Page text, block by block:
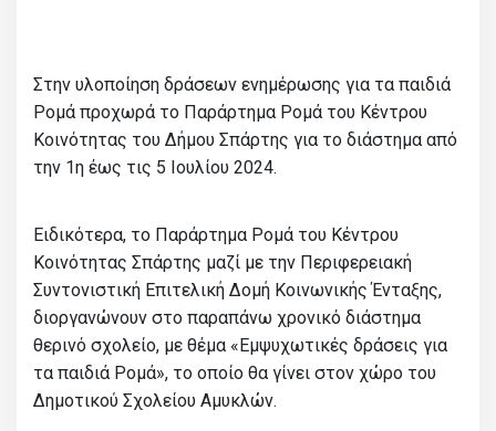
Στην υλοποίηση δράσεων ενημέρωσης για τα παιδιά
Ρομά προχωρά το Παράρτημα Ρομά του Κέντρου
Κοινότητας του Δήμου Σπάρτης για το διάστημα από
την 1η έως τις 5 Ιουλίου 2024.
Ειδικότερα, το Παράρτημα Ρομά του Κέντρου
Κοινότητας Σπάρτης μαζί με την Περιφερειακή
Συντονιστική Επιτελική Δομή Κοινωνικής Ένταξης,
διοργανώνουν στο παραπάνω χρονικό διάστημα
θερινό σχολείο, με θέμα «Εμψυχωτικές δράσεις για
τα παιδιά Ρομά», το οποίο θα γίνει στον χώρο του
Δημοτικού Σχολείου Αμυκλών.